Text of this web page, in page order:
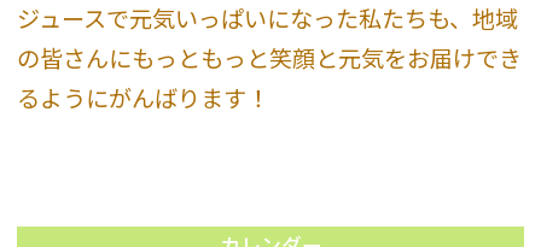
ジュースで元気いっぱいになった私たちも、地域
の皆さんにもっともっと笑顔と元気をお届けでき
るようにがんばります！